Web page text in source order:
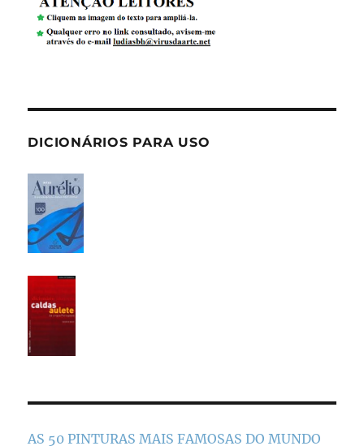
DICIONÁRIOS PARA USO
AS 50 PINTURAS MAIS FAMOSAS DO MUNDO